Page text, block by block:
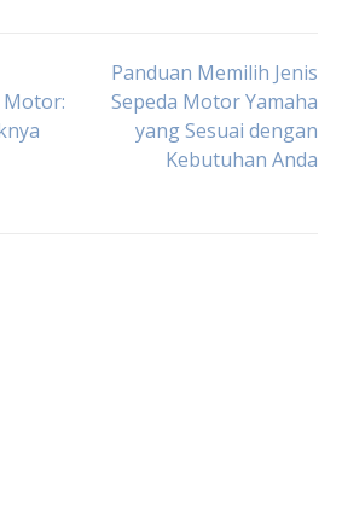
Motor:
Panduan Memilih Jenis
Sepeda Motor Yamaha
yang Sesuai dengan
Kebutuhan Anda